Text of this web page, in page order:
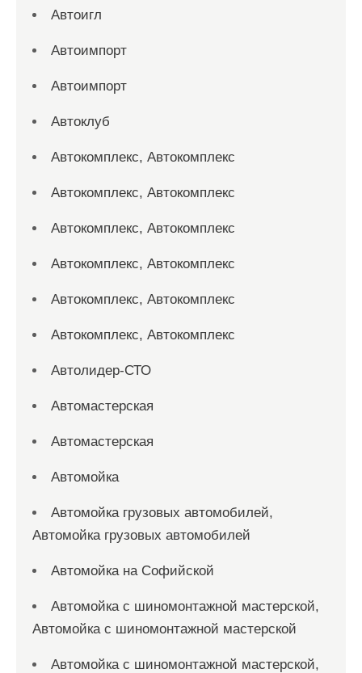
Автоигл
Автоимпорт
Автоимпорт
Автоклуб
Автокомплекс, Автокомплекс
Автокомплекс, Автокомплекс
Автокомплекс, Автокомплекс
Автокомплекс, Автокомплекс
Автокомплекс, Автокомплекс
Автокомплекс, Автокомплекс
Автолидер-СТО
Автомастерская
Автомастерская
Автомойка
Автомойка грузовых автомобилей,
Автомойка грузовых автомобилей
Автомойка на Софийской
Автомойка с шиномонтажной мастерской,
Автомойка с шиномонтажной мастерской
Автомойка с шиномонтажной мастерской,